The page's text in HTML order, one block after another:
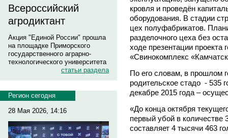
Всероссийский
агродиктант
Акция "Единой России" прошла
на площадке Приморского
государственного аграрно-
технологического университета
статьи раздела
Регион сегодня
28 Мая 2026, 14:16
кровля и проведён
оборудования. В стадии
цех полуфабрикатов.
разделочного цеха без
ходе презентации
«Свинокомплекс
По его словам, в прошлом
родительское стадо - 535
декабре 2015 года –
«До конца октября
первый убой в количестве
составляет 4 тысячи 463